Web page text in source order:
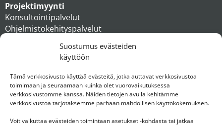
Suostumus evästeiden
käyttöön
Tämä verkkosivusto käyttää evästeitä, jotka auttavat verkkosivustoa
toimimaan ja seuraamaan kuinka olet vuorovaikutuksessa
verkkosivustomme kanssa. Näiden tietojen avulla kehitämme
verkkosivustoa tarjotaksemme parhaan mahdollisen käyttökokemuksen.
Voit vaikuttaa evästeiden toimintaan asetukset -kohdasta tai jatkaa
Projektimyynti
Konsultointipalvelut
Ohjelmistokehityspalvelut
Ihmiset
Konserni
Ota yhteyttä